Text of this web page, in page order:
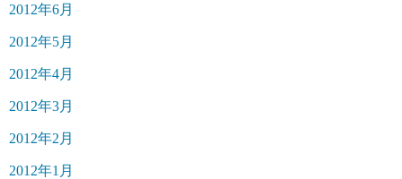
2012年6月
2012年5月
2012年4月
2012年3月
2012年2月
2012年1月